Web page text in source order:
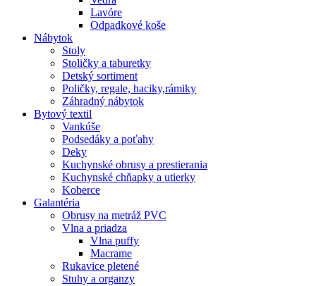
Lavóre
Odpadkové koše
Nábytok
Stoly
Stoličky a taburetky
Detský sortiment
Poličky, regale, haciky,rámiky
Záhradný nábytok
Bytový textil
Vankúše
Podsedáky a poťahy
Deky
Kuchynské obrusy a prestierania
Kuchynské chňapky a utierky
Koberce
Galantéria
Obrusy na metráž PVC
Vlna a priadza
Vlna puffy
Macrame
Rukavice pletené
Stuhy a organzy